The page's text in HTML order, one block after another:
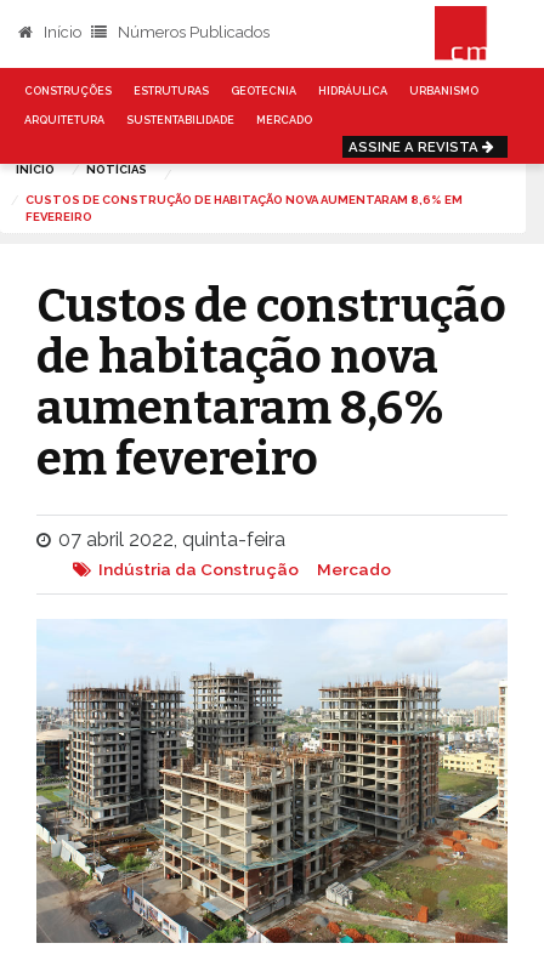
Início Números Publicados
CONSTRUÇÕES ESTRUTURAS GEOTECNIA HIDRÁULICA URBANISMO
ARQUITETURA SUSTENTABILIDADE MERCADO
ASSINE A REVISTA
INÍCIO NOTÍCIAS
CUSTOS DE CONSTRUÇÃO DE HABITAÇÃO NOVA AUMENTARAM 8,6% EM
FEVEREIRO
Custos de construção
de habitação nova
aumentaram 8,6%
em fevereiro
07 abril 2022, quinta-feira
Indústria da Construção Mercado